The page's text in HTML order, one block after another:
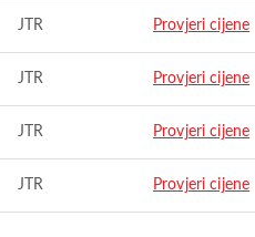
JTR Provjeri cijene
JTR Provjeri cijene
JTR Provjeri cijene
JTR Provjeri cijene